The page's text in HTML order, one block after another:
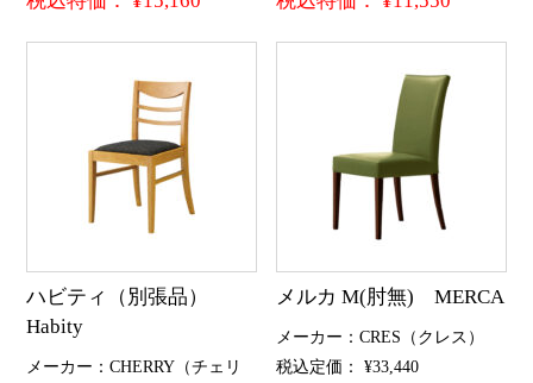
ハビティ（別張品）
Habity
メーカー：CHERRY（チェリ
メルカ M(肘無) MERCA
メーカー：CRES（クレス）
税込定価： ¥33,440